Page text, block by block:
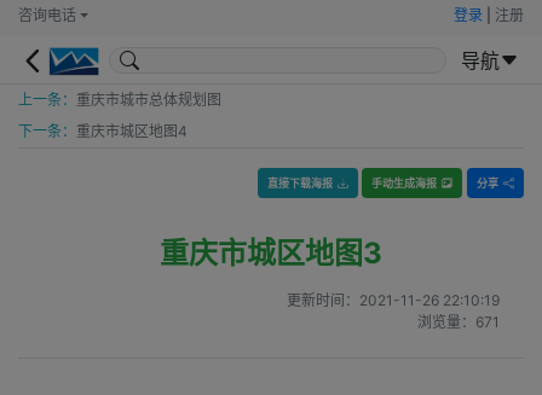
咨询电话 登录 注册
导航
上一条： 重庆市城市总体规划图
下一条： 重庆市城区地图4
直接下载海报 手动生成海报 分享
重庆市城区地图3
更新时间： 2021-11-26 22:10:19
浏览量： 671